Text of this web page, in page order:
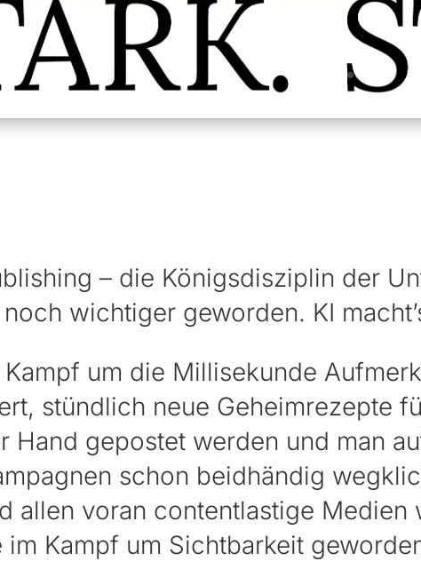
– die Königsdisziplin der
wichtiger geworden. KI
um die Millisekunde
stündlich neue Geheimrezepte
Hand gepostet werden und man
schon beidhändig
allen voran contentlastige Medien
im Kampf um Sichtbarkeit